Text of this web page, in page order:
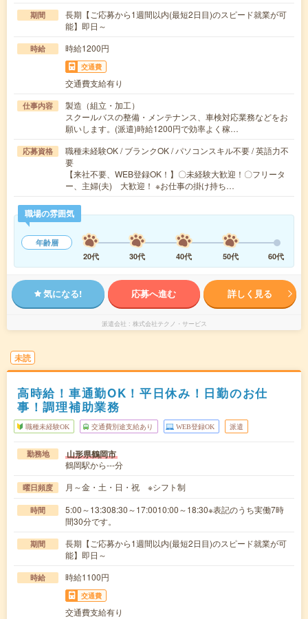
期間
長期【ご応募から1週間以内(最短2日目)のスピード就業が可
能】即日～
時給 時給1200円
交通費
交通費支給有り
仕事内容
製造（組立・加工）
スクールバスの整備・メンテナンス、車検対応業務などをお
願いします。(派遣)時給1200円で効率よく稼…
応募資格
職種未経験OK / ブランクOK / パソコンスキル不要 / 英語力不
要
【来社不要、WEB登録OK！】〇未経験大歓迎！〇フリータ
ー、主婦(夫) 大歓迎！ ※お仕事の掛け持ち…
職場の雰囲気
年齢層
20代
30代 40代 50代 60代
気になる! 応募へ進む 詳しく見る
派遣会社 株式会社テクノ・サービス
未読
高時給！車通勤OK！平日休み！日勤のお仕
事！調理補助業務
職種未経験OK 交通費別途支給あり WEB登録OK 派遣
勤務地 山形県鶴岡市
鶴岡駅から---分
曜日頻度 月～金・土・日・祝 ※シフト制
時間
5:00～13:308:30～17:0010:00～18:30※表記のうち実働7時
間30分です。
期間
長期【ご応募から1週間以内(最短2日目)のスピード就業が可
能】即日～
時給 時給1100円
交通費
交通費支給有り